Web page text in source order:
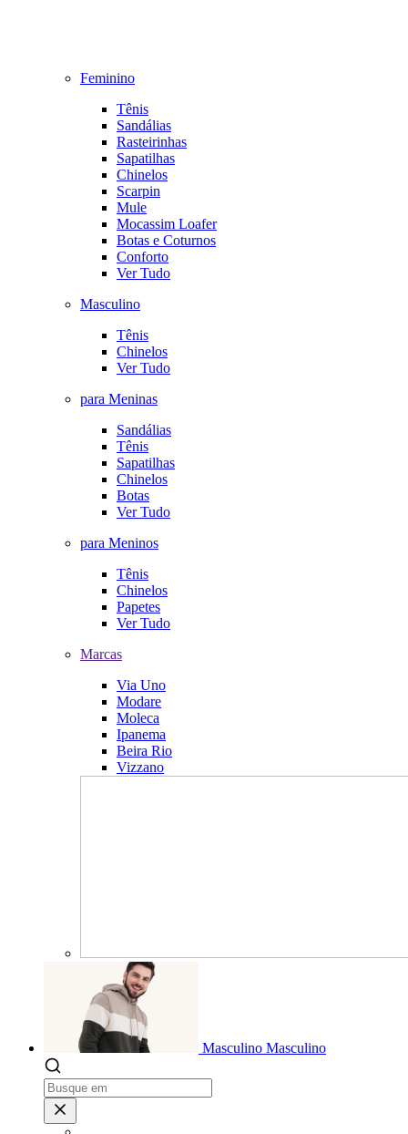
Feminino
Tênis
Sandálias
Rasteirinhas
Sapatilhas
Chinelos
Scarpin
Mule
Mocassim Loafer
Botas e Coturnos
Conforto
Ver Tudo
Masculino
Tênis
Chinelos
Ver Tudo
para Meninas
Sandálias
Tênis
Sapatilhas
Chinelos
Botas
Ver Tudo
para Meninos
Tênis
Chinelos
Papetes
Ver Tudo
Marcas
Via Uno
Modare
Moleca
Ipanema
Beira Rio
Vizzano
Masculino Masculino